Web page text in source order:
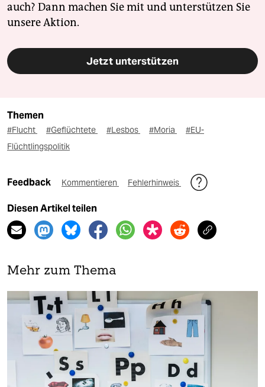
auch? Dann machen Sie mit und unterstützen Sie
unsere Aktion.
Jetzt unterstützen
Themen
#Flucht #Geflüchtete #Lesbos #Moria
#EU-
Flüchtlingspolitik
Feedback Kommentieren Fehlerhinweis
Diesen Artikel teilen
Mehr zum Thema